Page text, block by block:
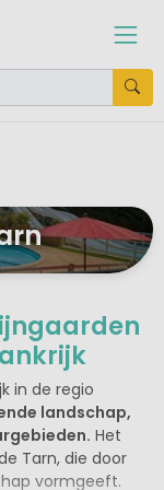
in de regio
landschap,
Het
Tarn, die door
vormgeeft.